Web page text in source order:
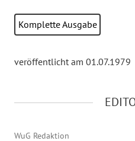
Komplette Ausgabe
veröffentlicht am 01.07.1979
WuG Redaktion